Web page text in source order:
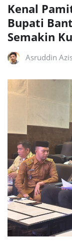
Kenal
Bupati
Semakin
Asruddin